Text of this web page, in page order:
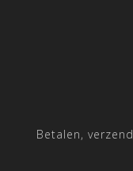
Betalen,